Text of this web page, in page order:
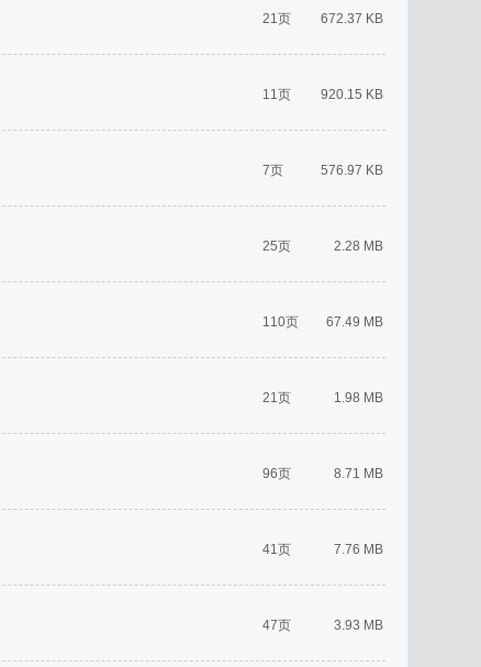
672.37 KB
21页
920.15 KB
11页
576.97 KB
7页
2.28 MB
25页
67.49 MB
110页
1.98 MB
21页
8.71 MB
96页
7.76 MB
41页
3.93 MB
47页